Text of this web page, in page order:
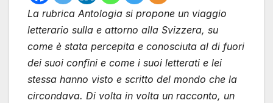
La rubrica Antologia si propone un viaggio
letterario sulla e attorno alla Svizzera, su
come è stata percepita e conosciuta al di fuori
dei suoi confini e come i suoi letterati e lei
stessa hanno visto e scritto del mondo che la
circondava. Di volta in volta un racconto, un